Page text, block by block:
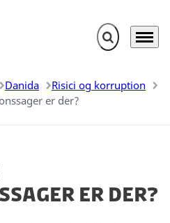
Fold søgefelt
Menu
Danida
Risici og korruption
er der?
er der?